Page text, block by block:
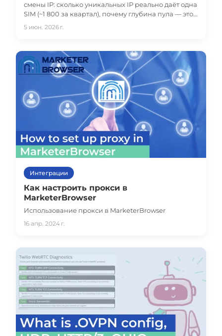
смены IP: сколько уникальных IP реально даёт одна
SIM (~1 800 за квартал), почему глубина пула — это
выход на ротацию, а не сырой счётчик, когда
5 июн. 2026 г.
Интеграции
Как настроить прокси в
MarketerBrowser
Использование прокси в MarketerBrowser
16 апр. 2024 г.